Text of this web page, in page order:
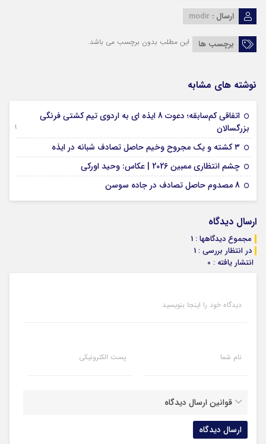
ارسال : modir
برچسب ها این مطلب بدون برچسب می باشد.
نوشته های مشابه
اتفاقی کم‌سابقه؛ دعوت 8 ایذه ای به اردوی تیم کشتی فرنگی
بزرگسالان
09 جولای 2026
۳ کشته و یک مجروح وخیم حاصل تصادف شبانه در ایذه
چشم انتظاری ممبین 2026 | عکاس: وحید اورکی
8 مصدوم حاصل تصادف در جاده سوسن
ارسال دیدگاه
مجموع دیدگاهها : 1
در انتظار بررسی : 1
انتشار یافته : 0
دیدگاه خود را اینجا بنویسید
نام شما پست الکترونیکی
قوانین ارسال دیدگاه